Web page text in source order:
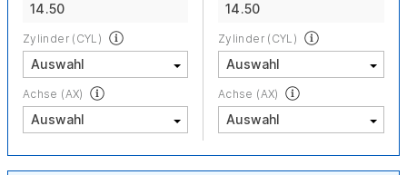
14.50
Zylinder (CYL)
Achse (AX)
14.50
Zylinder (CYL)
Achse (AX)